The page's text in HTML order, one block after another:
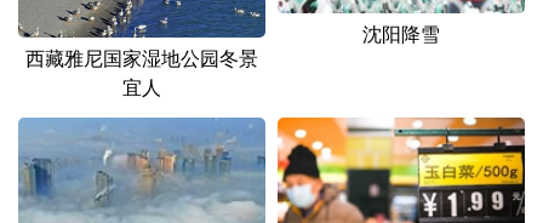
Русский язык 日本語 한국어
Deutsch Português
西藏雅尼国家湿地公园冬景
宜人
沈阳降雪